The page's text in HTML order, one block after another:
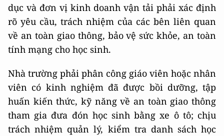
dục và đơn vị kinh doanh vận tải phải xác định
rõ yêu cầu, trách nhiệm của các bên liên quan
về an toàn giao thông, bảo vệ sức khỏe, an toàn
tính mạng cho học sinh.
Nhà trường phải phân công giáo viên hoặc nhân
viên có kinh nghiệm đã được bồi dưỡng, tập
huấn kiến thức, kỹ năng về an toàn giao thông
tham gia đưa đón học sinh bằng xe ô tô; chịu
trách nhiệm quản lý, kiểm tra danh sách học